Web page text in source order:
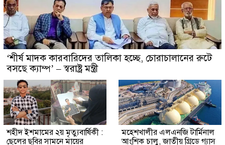
‘শীর্ষ মাদক কারবারিদের তালিকা হচ্ছে, চোরাচালানের রুটে
বসছে ক্যাম্প’ – স্বরাষ্ট্র মন্ত্রী
শহীদ ইশমামের ২য় মৃত্যুবার্ষিকী :
ছেলের ছবির সামনে মায়ের
মহেশখালীর এলএনজি টার্মিনাল
আংশিক চালু, জাতীয় গ্রিডে গ্যাস